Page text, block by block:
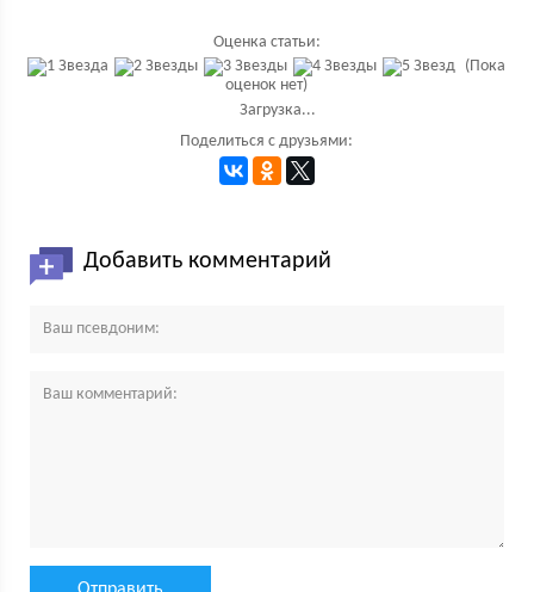
Оценка статьи:
(Пока
оценок нет)
Загрузка...
Поделиться с друзьями:
Добавить комментарий